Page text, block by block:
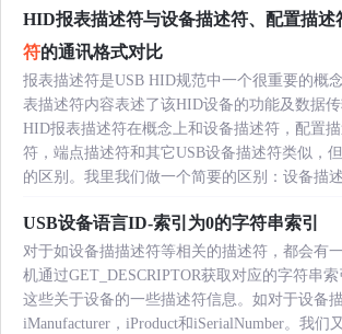
HID报表描述符与设备描述符、配置描述
符的通讯格式对比
报表描述符是USB HID规范中一个很重要的概
表描述符内容表述了该HID设备的功能及数据
HID报表描述符在概念上和设备描述符，配置
符，端点描述符和其它USB设备描述符类似，
的区别。我里我们做一个简要的区别：设备描
USB设备语言ID-索引为0的字符串索引
对于如设备描描述符等相关的描述符，都会有
机通过GET_DESCRIPTOR获取对应的字符串
这些关于设备的一些描述符信息。如对于设备
iManufacturer，iProduct和iSerialNumber。我们